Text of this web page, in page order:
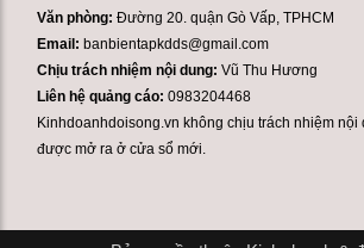
Văn phòng:Đường 20. quận Gò Vấp, TPHCM
Email: banbientapkdds@gmail.com
Chịu trách nhiệm nội dung: Vũ Thu Hương
Liên hệ quảng cáo:0983204468
Kinhdoanhdoisong.vn không chịu trách nhiệm nội
được mở ra ở cửa sổ mới.